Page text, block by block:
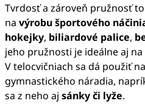
Tvrdosť a zároveň pružnosť
na výrobu športového
hokejky, biliardové palice,
jeho pružnosti je ideálne aj
V telocvičniach sa dá použiť
gymnastického náradia,
sa z neho aj sánky či lyže.